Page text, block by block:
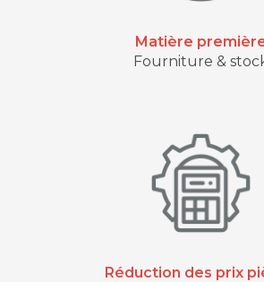
Matière
Fourniture &
Réduction des prix